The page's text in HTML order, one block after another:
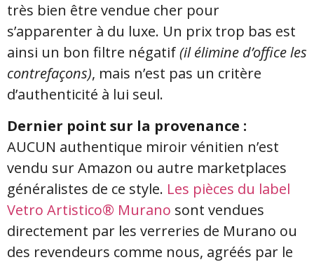
très bien être vendue cher pour
s’apparenter à du luxe. Un prix trop bas est
ainsi un bon filtre négatif(il élimine d’office les
contrefaçons), mais n’est pas un critère
d’authenticité à lui seul.
Dernier point sur la provenance :
AUCUN authentique miroir vénitien n’est
vendu sur Amazon ou autre marketplaces
généralistes de ce style. Les pièces du label
Vetro Artistico® Murano sont vendues
directement par les verreries de Murano ou
des revendeurs comme nous, agréés par le